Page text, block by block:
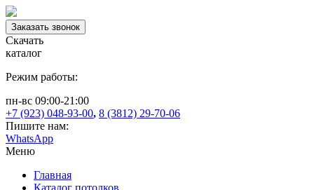
Заказать звонок
Скачать
каталог
Режим работы:
пн-вс 09:00-21:00
+7 (923) 048-93-00, 8 (3812) 29-70-06
Пишите нам:
WhatsApp
Меню
Главная
Каталог потолков